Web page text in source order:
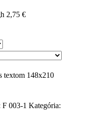
2,75 €
textom 148x210
F 003-1 Kategória: